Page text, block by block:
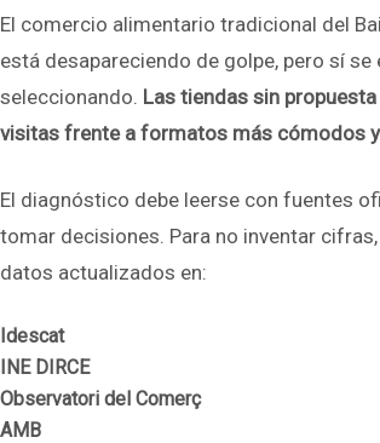
El comercio alimentario tradicional del
está desapareciendo de golpe, pero sí se
seleccionando. Las tiendas sin
visitas frente a formatos más cómodos
El diagnóstico debe leerse con fuentes
tomar decisiones. Para no inventar
datos actualizados en:
Idescat
INE DIRCE
Observatori del Comerç
AMB